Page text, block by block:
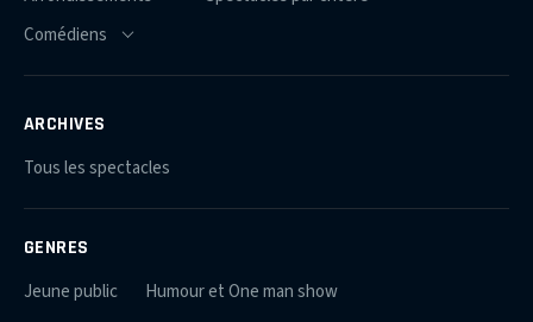
ARCHIVES
Tous les spectacles
GENRES
Jeune public
Humour et One man show